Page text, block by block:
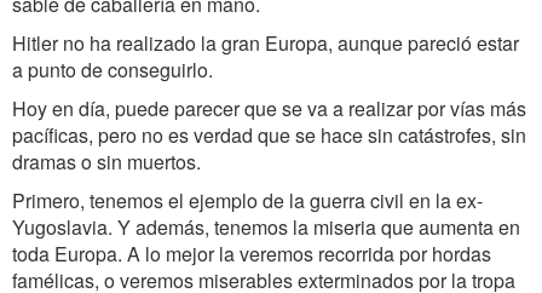
Hitler no ha realizado la gran Europa, aunque pareció estar
a punto de conseguirlo.
Hoy en día, puede parecer que se va a realizar por vías más
pacíficas, pero no es verdad que se hace sin catástrofes, sin
dramas o sin muertos.
Primero, tenemos el ejemplo de la guerra civil en la ex-
Yugoslavia. Y además, tenemos la miseria que aumenta en
toda Europa. A lo mejor la veremos recorrida por hordas
famélicas, o veremos miserables exterminados por la tropa